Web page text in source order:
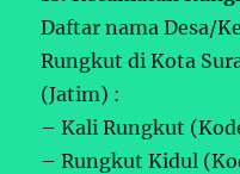
Daftar nama Desa/
Rungkut di Kota
(Jatim) :
– Kali Rungkut
– Rungkut Kidul